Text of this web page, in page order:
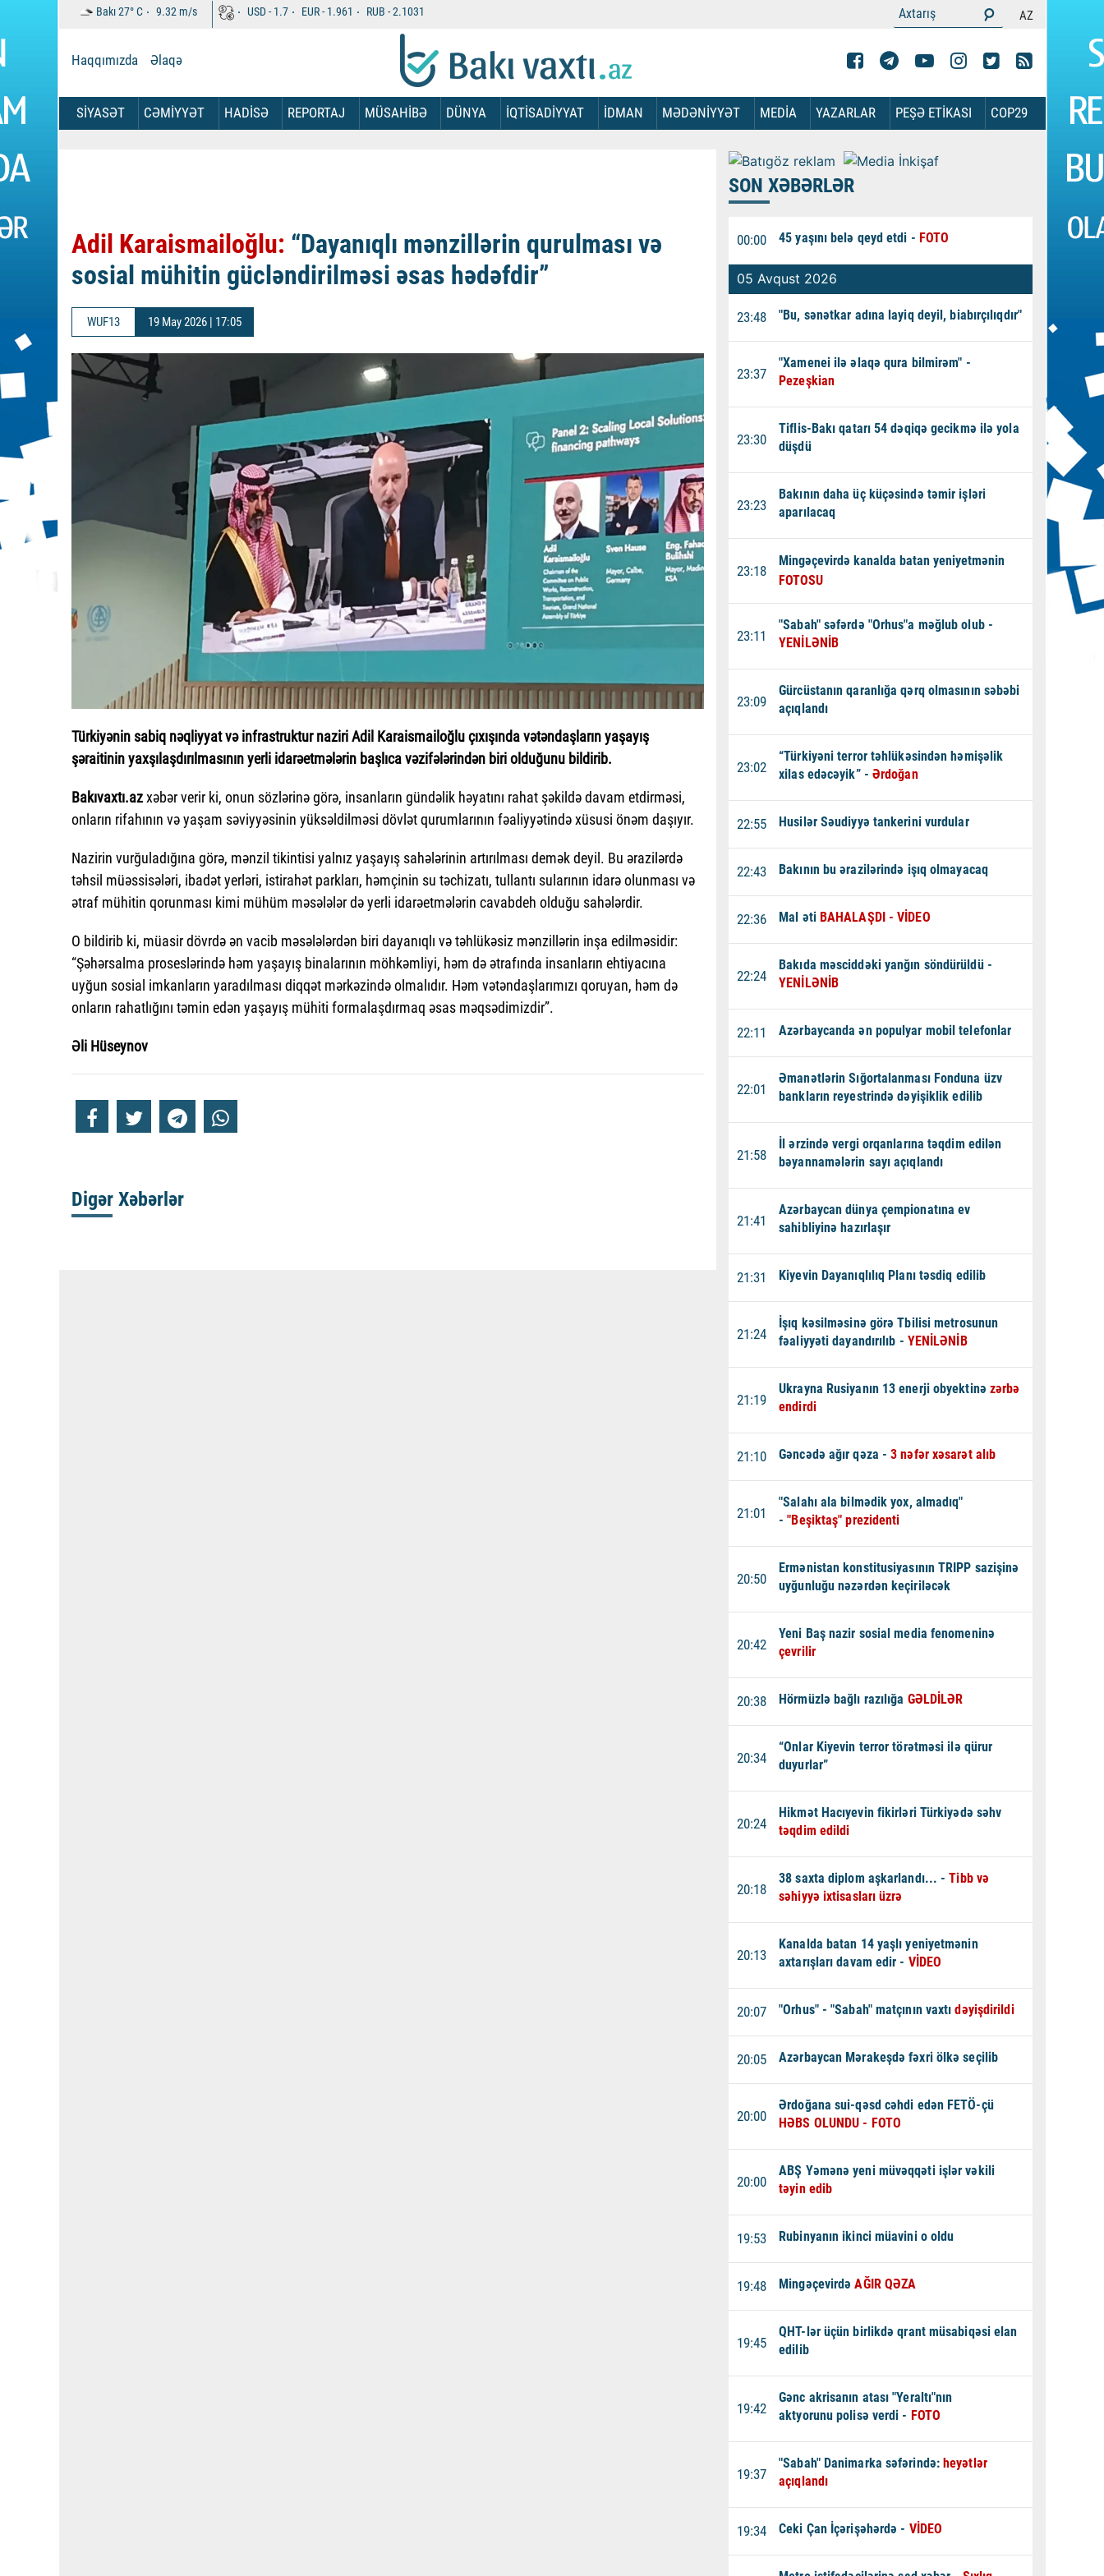
Bakı27°C 9.32 m/s USD -1.7 EUR -1.961 RUB -2.1031 AZ
Haqqımızda Əlaqə
SİYASƏT CƏMİYYƏT HADİSƏ REPORTAJ MÜSAHİBƏ DÜNYA İQTİSADİYYAT İDMAN MƏDƏNİYYƏT MEDİA YAZARLAR PEŞƏ ETİKASI COP29
Adil Karaismailoğlu: “Dayanıqlı mənzillərin qurulması və
sosial mühitin gücləndirilməsi əsas hədəfdir”
WUF13 19 May 2026 | 17:05
Türkiyənin sabiq nəqliyyat və infrastruktur naziri Adil Karaismailoğlu çıxışında vətəndaşların yaşayış
şəraitinin yaxşılaşdırılmasının yerli idarəetmələrin başlıca vəzifələrindən biri olduğunu bildirib.
Bakıvaxtı.azxəbər verir ki, onun sözlərinə görə, insanların gündəlik həyatını rahat şəkildə davam etdirməsi,
onların rifahının və yaşam səviyyəsinin yüksəldilməsi dövlət qurumlarının fəaliyyətində xüsusi önəm daşıyır.
Nazirin vurğuladığına görə, mənzil tikintisi yalnız yaşayış sahələrinin artırılması demək deyil. Bu ərazilərdə
təhsil müəssisələri, ibadət yerləri, istirahət parkları, həmçinin su təchizatı, tullantı sularının idarə olunması və
ətraf mühitin qorunması kimi mühüm məsələlər də yerli idarəetmələrin cavabdeh olduğu sahələrdir.
O bildirib ki, müasir dövrdə ən vacib məsələlərdən biri dayanıqlı və təhlükəsiz mənzillərin inşa edilməsidir:
“Şəhərsalma proseslərində həm yaşayış binalarının möhkəmliyi, həm də ətrafında insanların ehtiyacına
uyğun sosial imkanların yaradılması diqqət mərkəzində olmalıdır. Həm vətəndaşlarımızı qoruyan, həm də
onların rahatlığını təmin edən yaşayış mühiti formalaşdırmaq əsas məqsədimizdir”.
Əli Hüseynov
Digər Xəbərlər
SON XƏBƏRLƏR
00:00 45 yaşını belə qeyd etdi - FOTO
05 Avqust 2026
23:48 "Bu, sənətkar adına layiq deyil, biabırçılıqdır"
23:37
"Xamenei ilə əlaqə qura bilmirəm" -
Pezeşkian
23:30
Tiflis-Bakı qatarı 54 dəqiqə gecikmə ilə yola
düşdü
23:23
Bakının daha üç küçəsində təmir işləri
aparılacaq
23:18
Mingəçevirdə kanalda batan yeniyetmənin
FOTOSU
23:11
"Sabah" səfərdə "Orhus"a məğlub olub -
YENİLƏNİB
23:09
Gürcüstanın qaranlığa qərq olmasının səbəbi
açıqlandı
23:02
“Türkiyəni terror təhlükəsindən həmişəlik
xilas edəcəyik” - Ərdoğan
22:55 Husilər Səudiyyə tankerini vurdular
22:43 Bakının bu ərazilərində işıq olmayacaq
22:36 Mal əti BAHALAŞDI - VİDEO
22:24
Bakıda məsciddəki yanğın söndürüldü -
YENİLƏNİB
22:11 Azərbaycanda ən populyar mobil telefonlar
22:01
Əmanətlərin Sığortalanması Fonduna üzv
bankların reyestrində dəyişiklik edilib
21:58
İl ərzində vergi orqanlarına təqdim edilən
bəyannamələrin sayı açıqlandı
21:41
Azərbaycan dünya çempionatına ev
sahibliyinə hazırlaşır
21:31 Kiyevin Dayanıqlılıq Planı təsdiq edilib
21:24
İşıq kəsilməsinə görə Tbilisi metrosunun
fəaliyyəti dayandırılıb - YENİLƏNİB
21:19
Ukrayna Rusiyanın 13 enerji obyektinə zərbə
endirdi
21:10 Gəncədə ağır qəza - 3 nəfər xəsarət alıb
21:01
"Salahı ala bilmədik yox, almadıq"
-"Beşiktaş" prezidenti
20:50
Ermənistan konstitusiyasının TRIPP sazişinə
uyğunluğu nəzərdən keçiriləcək
20:42
Yeni Baş nazir sosial media fenomeninə
çevrilir
20:38 Hörmüzlə bağlı razılığa GƏLDİLƏR
20:34
“Onlar Kiyevin terror törətməsi ilə qürur
duyurlar”
20:24
Hikmət Hacıyevin fikirləri Türkiyədə səhv
təqdim edildi
20:18
38 saxta diplom aşkarlandı... -Tibb və
səhiyyə ixtisasları üzrə
20:13
Kanalda batan 14 yaşlı yeniyetmənin
axtarışları davam edir - VİDEO
20:07 "Orhus" - "Sabah" matçının vaxtıdəyişdirildi
20:05 Azərbaycan Mərakeşdə fəxri ölkə seçilib
20:00
Ərdoğana sui-qəsd cəhdi edən FETÖ-çü
HƏBS OLUNDU - FOTO
20:00
ABŞ Yəmənə yeni müvəqqəti işlər vəkili
təyin edib
19:53 Rubinyanın ikinci müavini o oldu
19:48 MingəçevirdəAĞIR QƏZA
19:45
QHT-lər üçün birlikdə qrant müsabiqəsi elan
edilib
19:42
Gənc akrisanın atası "Yeraltı"nın
aktyorunu polisə verdi - FOTO
19:37
"Sabah" Danimarka səfərində:heyətlər
açıqlandı
19:34 Ceki Çan İçərişəhərdə - VİDEO